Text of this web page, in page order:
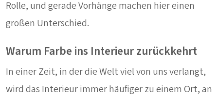
Rolle, und gerade Vorhänge machen hier einen
großen Unterschied.
Warum Farbe ins Interieur zurückkehrt
In einer Zeit, in der die Welt viel von uns verlangt,
wird das Interieur immer häufiger zu einem Ort, an